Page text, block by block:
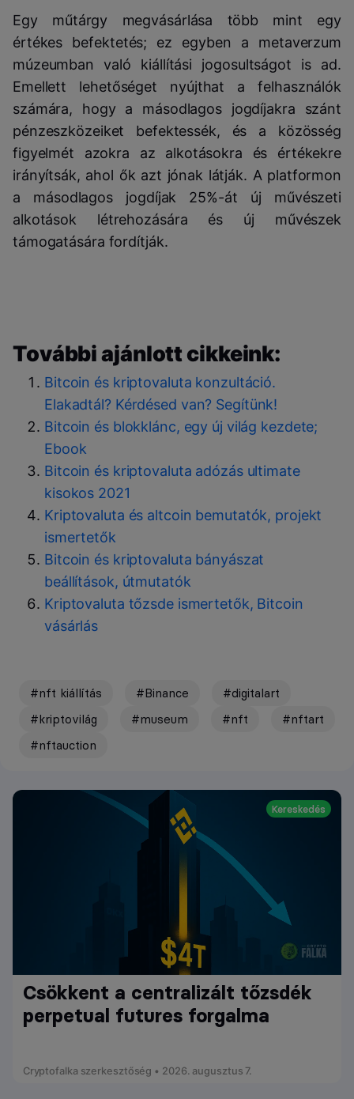
Egy műtárgy megvásárlása több mint egy
értékes befektetés; ez egyben a metaverzum
múzeumban való kiállítási jogosultságot is ad.
Emellett lehetőséget nyújthat a felhasználók
számára, hogy a másodlagos jogdíjakra szánt
pénzeszközeiket befektessék, és a közösség
figyelmét azokra az alkotásokra és értékekre
irányítsák, ahol ők azt jónak látják. A platformon
a másodlagos jogdíjak 25%-át új művészeti
alkotások létrehozására és új művészek
támogatására fordítják.
További ajánlott cikkeink:
Bitcoin és kriptovaluta konzultáció.
Elakadtál? Kérdésed van? Segítünk!
Bitcoin és blokklánc, egy új világ kezdete;
Ebook
Bitcoin és kriptovaluta adózás ultimate
kisokos 2021
Kriptovaluta és altcoin bemutatók, projekt
ismertetők
Bitcoin és kriptovaluta bányászat
beállítások, útmutatók
Kriptovaluta tőzsde ismertetők, Bitcoin
vásárlás
#nft kiállítás #Binance
#digitalart
#kriptovilág
#museum #nft
#nftart
#nftauction
Kereskedés
Csökkent a centralizált tőzsdék
perpetual futures forgalma
Cryptofalka szerkesztőség • 2026. augusztus 7.